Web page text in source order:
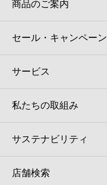
商品のご案内
セール・キャンペーン
サービス
私たちの取組み
サステナビリティ
店舗検索